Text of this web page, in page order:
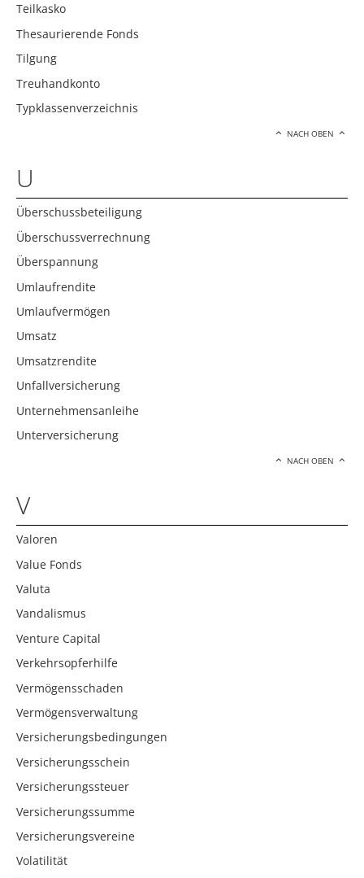
Teilkasko
Thesaurierende Fonds
Tilgung
Treuhandkonto
Typklassenverzeichnis
NACH OBEN
U
Überschussbeteiligung
Überschussverrechnung
Überspannung
Umlaufrendite
Umlaufvermögen
Umsatz
Umsatzrendite
Unfallversicherung
Unternehmensanleihe
Unterversicherung
NACH OBEN
V
Valoren
Value Fonds
Valuta
Vandalismus
Venture Capital
Verkehrsopferhilfe
Vermögensschaden
Vermögensverwaltung
Versicherungsbedingungen
Versicherungsschein
Versicherungssteuer
Versicherungssumme
Versicherungsvereine
Volatilität